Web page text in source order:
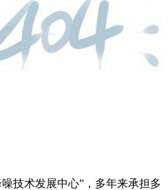
技术发展中心”，多年来承担多